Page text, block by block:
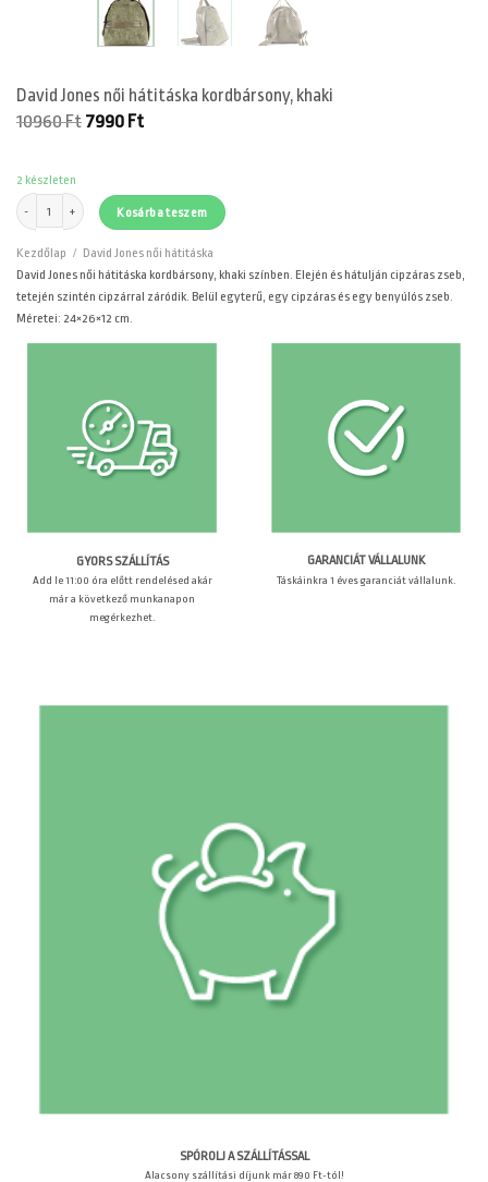
David Jones női hátitáska kordbársony, khaki
10960Ft Original
7990 FtCurrent
2 készleten
David Jones női hátitáska kordbársony, khaki mennyiség
Kosárba teszem
Kezdőlap / David Jones női hátitáska
David Jones női hátitáska kordbársony, khaki színben. Elején és hátulján cipzáras zseb,
tetején szintén cipzárral záródik. Belül egyterű, egy cipzáras és egy benyúlós zseb.
Méretei: 24×26×12 cm.
GYORS SZÁLLÍTÁS
Add le 11:00 óra előtt rendelésed akár
már a következő munkanapon
megérkezhet.
GARANCIÁT VÁLLALUNK
Táskáinkra 1 éves garanciát vállalunk.
SPÓROLJ A SZÁLLÍTÁSSAL
Alacsony szállítási díjunk már 890 Ft-tól!